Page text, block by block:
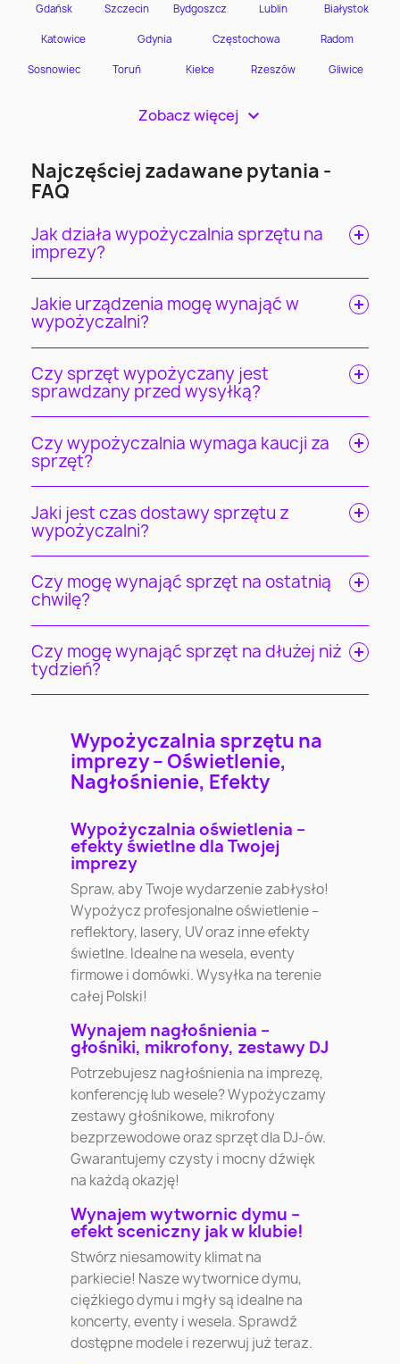
Zobacz więcej >
Najczęściej zadawane pytania -
FAQ
Jak działa wypożyczalnia sprzętu na
imprezy?
Jakie urządzenia mogę wynająć w
wypożyczalni?
Czy sprzęt wypożyczany jest
sprawdzany przed wysyłką?
Czy wypożyczalnia wymaga kaucji za
sprzęt?
Jaki jest czas dostawy sprzętu z
wypożyczalni?
Czy mogę wynająć sprzęt na ostatnią
chwilę?
Czy mogę wynająć sprzęt na dłużej niż
tydzień?
Wypożyczalnia sprzętu na
imprezy – Oświetlenie,
Nagłośnienie, Efekty
Wypożyczalnia oświetlenia –
efekty świetlne dla Twojej
imprezy
Spraw, aby Twoje wydarzenie zabłysło!
Wypożycz profesjonalne oświetlenie –
reflektory, lasery, UV oraz inne efekty
świetlne. Idealne na wesela, eventy
firmowe i domówki. Wysyłka na terenie
całej Polski!
Wynajem nagłośnienia –
głośniki, mikrofony, zestawy DJ
Potrzebujesz nagłośnienia na imprezę,
konferencję lub wesele? Wypożyczamy
zestawy głośnikowe, mikrofony
bezprzewodowe oraz sprzęt dla DJ-ów.
Gwarantujemy czysty i mocny dźwięk
na każdą okazję!
Wynajem wytwornic dymu –
efekt sceniczny jak w klubie!
Stwórz niesamowity klimat na
parkiecie! Nasze wytwornice dymu,
ciężkiego dymu i mgły są idealne na
koncerty, eventy i wesela. Sprawdź
dostępne modele i rezerwuj już teraz.